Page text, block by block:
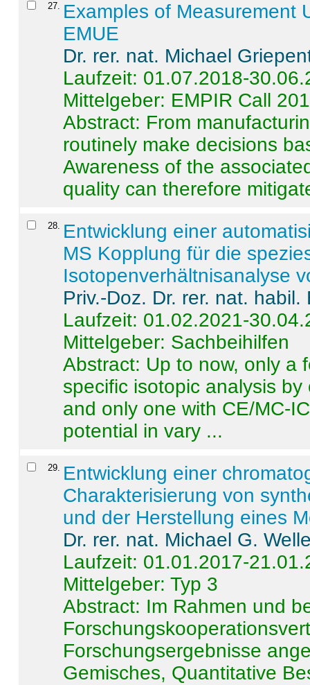
27. Examples of Measurement
EMUE
Dr. rer. nat. Michael
Laufzeit: 01.07.2018-
Mittelgeber: EMPIR Call
Abstract: From
routinely make decisions
Awareness of the
quality can therefore
28. Entwicklung einer
MS Kopplung für die
Isotopenverhältnisanalyse
Priv.-Doz. Dr. rer. nat.
Laufzeit: 01.02.2021-
Mittelgeber: Sachbeihilfen
Abstract: Up to now, only a
specific isotopic analysis
and only one with CE/MC-
potential in vary ...
29. Entwicklung einer
Charakterisierung von
und der Herstellung eines
Dr. rer. nat. Michael G.
Laufzeit: 01.01.2017-
Mittelgeber: Typ 3
Abstract: Im Rahmen und
Forschungsergebnisse
Gemisches, Quantitative